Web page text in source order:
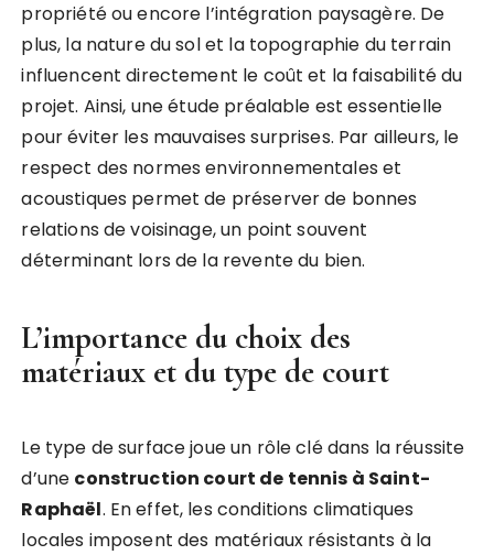
propriété ou encore l’intégration paysagère. De
plus, la nature du sol et la topographie du terrain
influencent directement le coût et la faisabilité du
projet. Ainsi, une étude préalable est essentielle
pour éviter les mauvaises surprises. Par ailleurs, le
respect des normes environnementales et
acoustiques permet de préserver de bonnes
relations de voisinage, un point souvent
déterminant lors de la revente du bien.
L’importance du choix des
matériaux et du type de court
Le type de surface joue un rôle clé dans la réussite
d’une construction court de tennis à Saint-
Raphaël. En effet, les conditions climatiques
locales imposent des matériaux résistants à la